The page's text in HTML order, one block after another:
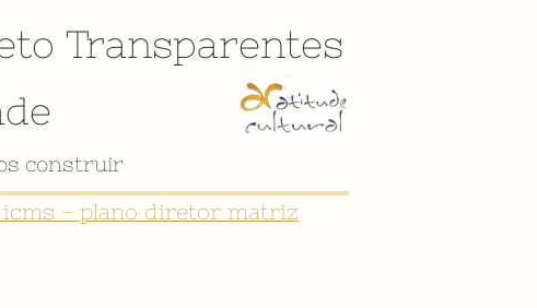
Transparentes
construir
- plano diretor matriz